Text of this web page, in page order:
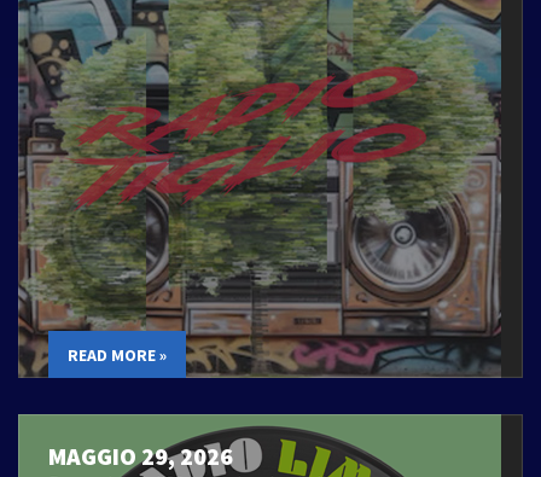
READ MORE »
MAGGIO 29, 2026